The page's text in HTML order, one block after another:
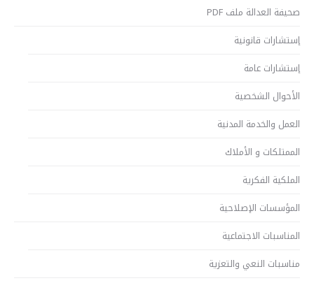
صحيفة العدالة ملف PDF
إستشارات قانونية
إستشارات عامة
الأحوال الشخصية
العمل والخدمة المدنية
الممتلكات و الأملاك
الملكية الفكرية
المؤسسات الإصلاحية
المناسبات الاجتماعية
مناسبات النعي والتعزية